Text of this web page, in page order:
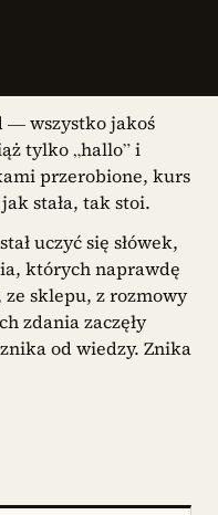
— wszystko jakoś
tylko „hallo” i
przerobione, kurs
stała, tak stoi.
uczyć się słówek,
których naprawdę
sklepu, z rozmowy
zdania zaczęły
od wiedzy. Znika